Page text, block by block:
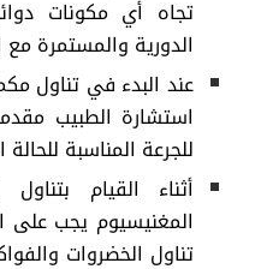
تجاه أي مكونات
الدورية والمستمرة
عند البدء في تناول
استشارة الطبيب
للجرعة المناسبة
أثناء القيام
المغنيسيوم يجب على
تناول الخضروات